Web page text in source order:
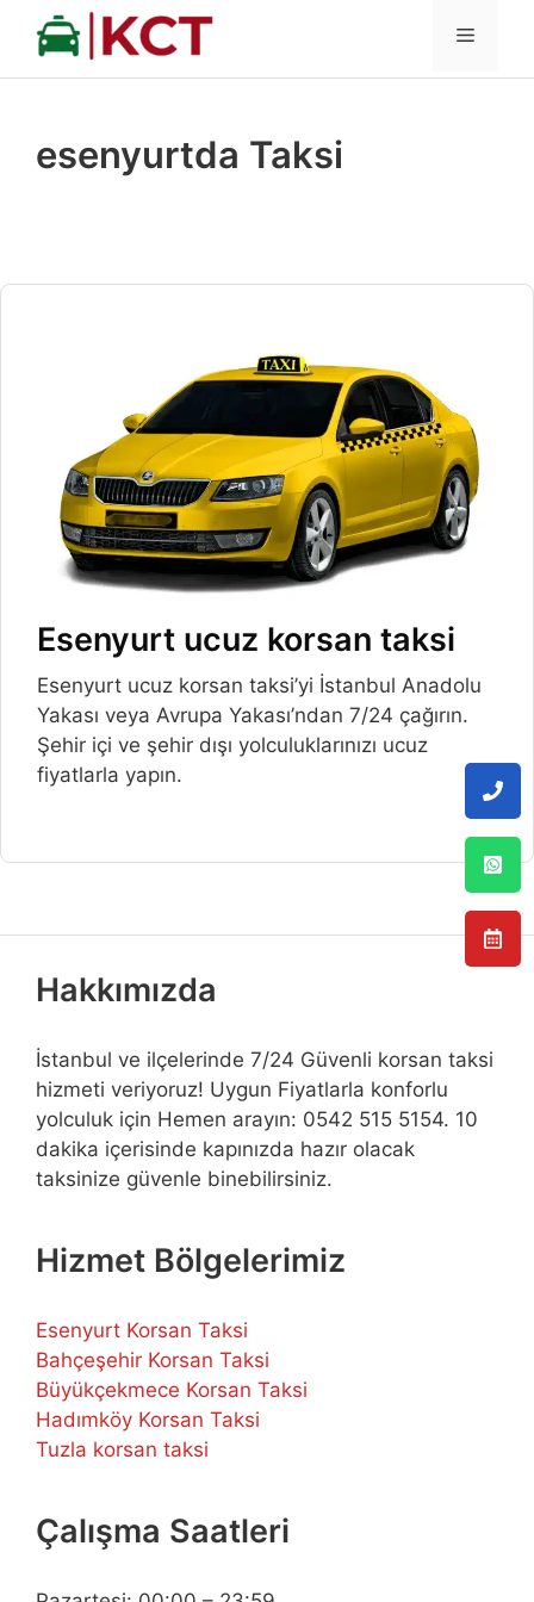
İçeriğe
MENÜ
esenyurtda Taksi
Esenyurt ucuz korsan taksi
Esenyurt ucuz korsan taksi’yi İstanbul Anadolu
Yakası veya Avrupa Yakası’ndan 7/24 çağırın.
Şehir içi ve şehir dışı yolculuklarınızı ucuz
fiyatlarla yapın.
Hakkımızda
İstanbul ve ilçelerinde 7/24 Güvenli korsan taksi
hizmeti veriyoruz! Uygun Fiyatlarla konforlu
yolculuk için Hemen arayın: 0542 515 5154. 10
dakika içerisinde kapınızda hazır olacak
taksinize güvenle binebilirsiniz.
Hizmet Bölgelerimiz
Esenyurt Korsan Taksi
Bahçeşehir Korsan Taksi
Büyükçekmece Korsan Taksi
Hadımköy Korsan Taksi
Tuzla korsan taksi
Çalışma Saatleri